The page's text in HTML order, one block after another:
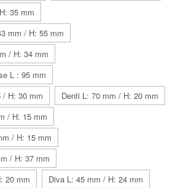
35 mm
mm / H: 55 mm
/ H: 34 mm
L : 95 mm
/ H: 30 mm
Denti L: 70 mm / H: 20 mm
/ H: 15 mm
/ H: 15 mm
/ H: 37 mm
20 mm
Diva L: 45 mm / H: 24 mm